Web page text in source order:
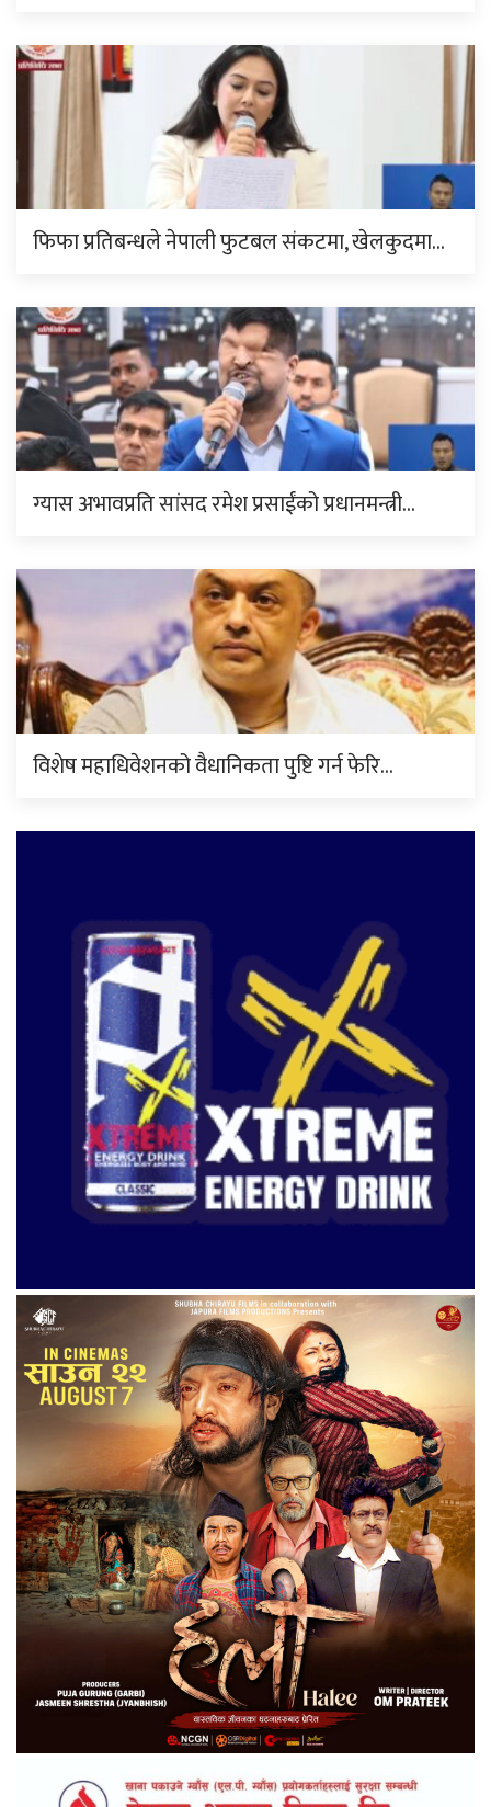
फिफा प्रतिबन्धले नेपाली फुटबल संकटमा, खेलकुदमा…
ग्यास अभावप्रति सांसद रमेश प्रसाईंको प्रधानमन्त्री…
विशेष महाधिवेशनको वैधानिकता पुष्टि गर्न फेरि…